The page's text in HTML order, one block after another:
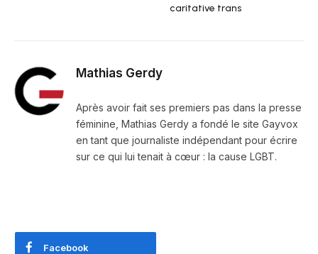
caritative trans
Mathias Gerdy
Après avoir fait ses premiers pas dans la presse
féminine, Mathias Gerdy a fondé le site Gayvox
en tant que journaliste indépendant pour écrire
sur ce qui lui tenait à cœur : la cause LGBT.
Facebook